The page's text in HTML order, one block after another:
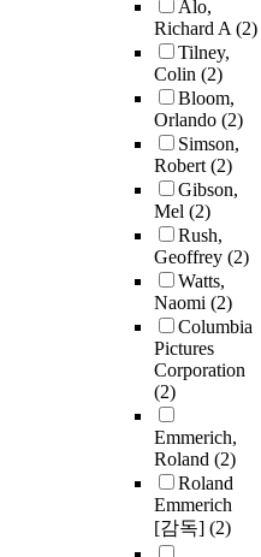
Alo,
Richard A(2)
Tilney,
Colin (2)
Bloom,
Orlando (2)
Simson,
Robert(2)
Gibson,
Mel (2)
Rush,
Geoffrey (2)
Watts,
Naomi (2)
Columbia
Pictures
Corporation
(2)
Emmerich,
Roland (2)
Roland
Emmerich
[감독] (2)